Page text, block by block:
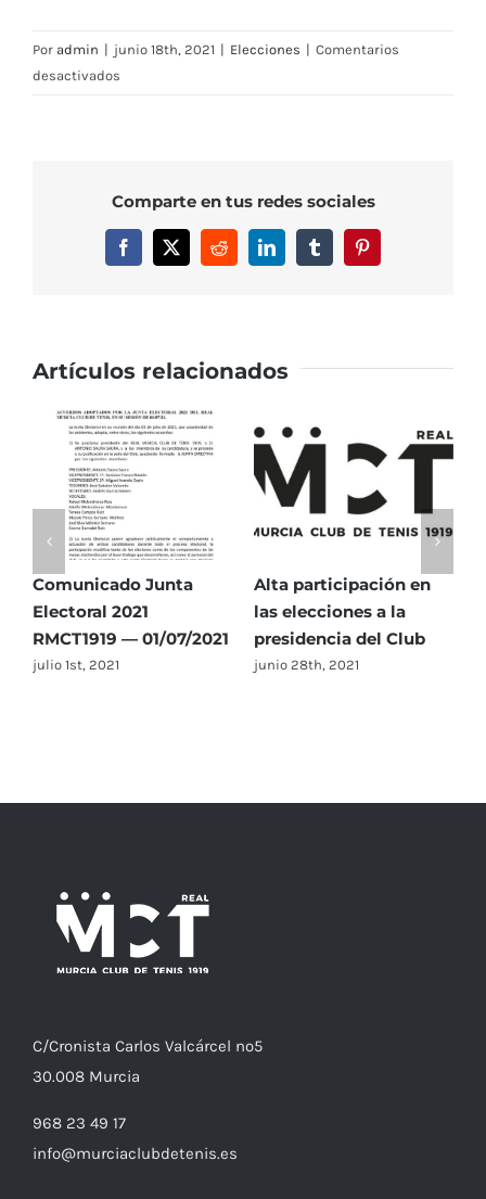
Por admin | junio 18th, 2021 | Elecciones | Comentarios
desactivados
José
Pallarés
–
Comparte en tus redes sociales
Facebook
X RedditLinkedInTumblrPinterest
Artículos relacionados
Comunicado Junta
Electoral 2021
RMCT1919 — 01/07/2021
julio 1st, 2021
Alta participación en
las elecciones a la
presidencia del Club
junio 28th, 2021
C/Cronista Carlos Valcárcel nº5
30.008 Murcia
968 23 49 17
info@murciaclubdetenis.es